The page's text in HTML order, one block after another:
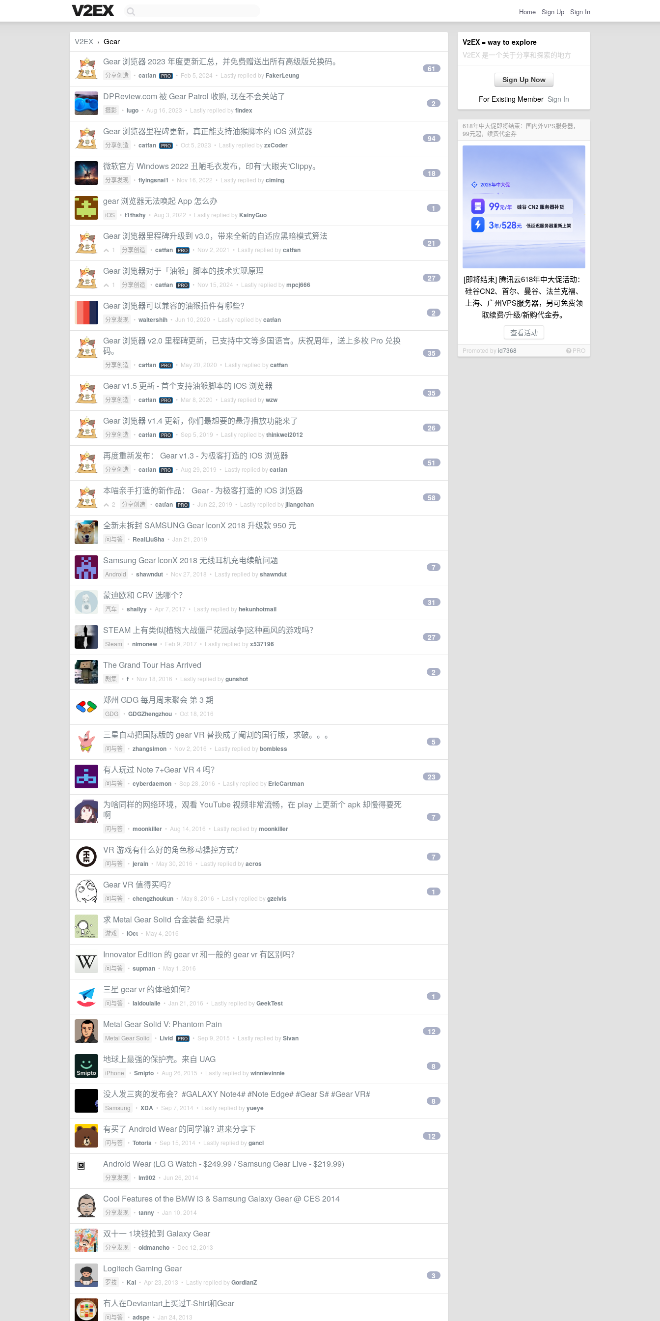
Home Sign Up Sign In
V2EX = way to explore
V2EX 是一个关于分享和探索的地方
Sign Up Now
For Existing Member Sign In
618年中大促即将结束：国内外VPS服务器，
99元起，续费代金券
[即将结束] 腾讯云618年中大促活动：
硅谷CN2、首尔、曼谷、法兰克福、
上海、广州VPS服务器，另可免费领
取续费/升级/新购代金券。
查看活动
Promoted byid7368 PRO
V2EX › Gear
Gear 浏览器 2023 年度更新汇总，并免费赠送出所有高级版兑换码。
分享创造 • catfan PRO • Feb 5, 2024 • Lastly replied by FakerLeung
61
DPReview.com 被 Gear Patrol 收购, 现在不会关站了
摄影 • iugo • Aug 16, 2023 • Lastly replied byfindex
2
Gear 浏览器里程碑更新，真正能支持油猴脚本的 iOS 浏览器
分享创造 • catfan PRO • Oct 5, 2023 • Lastly replied byzxCoder
94
微软官方 Windows 2022 丑陋毛衣发布，印有“大眼夹”Clippy。
分享发现 • flyingsnai1 • Nov 16, 2022 • Lastly replied byciming
18
gear 浏览器无法唤起 App 怎么办
iOS • t1thshy • Aug 3, 2022 • Lastly replied by KainyGuo
1
Gear 浏览器里程碑升级到 v3.0，带来全新的自适应黑暗模式算法
1 分享创造 • catfan PRO • Nov 2, 2021 • Lastly replied bycatfan
21
Gear 浏览器对于「油猴」脚本的技术实现原理
1 分享创造 • catfan PRO • Nov 15, 2024 • Lastly replied bympcj666
27
Gear 浏览器可以兼容的油猴插件有哪些?
分享发现 • waltershih • Jun 10, 2020 • Lastly replied bycatfan
2
Gear 浏览器 v2.0 里程碑更新，已支持中文等多国语言。庆祝周年，送上多枚 Pro 兑换
码。
分享创造 • catfan PRO • May 20, 2020 • Lastly replied bycatfan
35
Gear v1.5 更新 - 首个支持油猴脚本的 iOS 浏览器
分享创造 • catfan PRO • Mar 8, 2020 • Lastly replied bywzw
35
Gear 浏览器 v1.4 更新，你们最想要的悬浮播放功能来了
分享创造 • catfan PRO • Sep 5, 2019 • Lastly replied bythinkwei2012
26
再度重新发布： Gear v1.3 - 为极客打造的 iOS 浏览器
分享创造 • catfan PRO • Aug 29, 2019 • Lastly replied bycatfan
51
本喵亲手打造的新作品： Gear - 为极客打造的 iOS 浏览器
2 分享创造 • catfan PRO • Jun 22, 2019 • Lastly replied by jliangchan
58
全新未拆封 SAMSUNG Gear IconX 2018 升级款 950 元
问与答 • RealLiuSha • Jan 21, 2019
Samsung Gear IconX 2018 无线耳机充电续航问题
Android • shawndut • Nov 27, 2018 • Lastly replied byshawndut
7
蒙迪欧和 CRV 选哪个？
汽车 • shallyy • Apr 7, 2017 • Lastly replied byhekunhotmail
31
STEAM 上有类似[植物大战僵尸花园战争]这种画风的游戏吗？
Steam • nimonew • Feb 9, 2017 • Lastly replied byx537196
27
The Grand Tour Has Arrived
剧集 • f • Nov 18, 2016 • Lastly replied bygunshot
2
郑州 GDG 每月周末聚会 第 3 期
GDG • GDGZhengzhou • Oct 18, 2016
三星自动把国际版的 gear VR 替换成了阉割的国行版，求破。。。
问与答 • zhangsimon • Nov 2, 2016 • Lastly replied bybombless
5
有人玩过 Note 7+Gear VR 4 吗？
问与答 • cyberdaemon • Sep 28, 2016 • Lastly replied by EricCartman
23
为啥同样的网络环境，观看 YouTube 视频非常流畅，在 play 上更新个 apk 却慢得要死
啊
问与答 • moonkiller • Aug 14, 2016 • Lastly replied bymoonkiller
7
VR 游戏有什么好的角色移动操控方式？
问与答 • jerain • May 30, 2016 • Lastly replied byacros
7
Gear VR 值得买吗？
问与答 • chengzhoukun • May 8, 2016 • Lastly replied bygzelvis
1
求 Metal Gear Solid 合金装备 纪录片
游戏 • iOct • May 4, 2016
Innovator Edition 的 gear vr 和一般的 gear vr 有区别吗？
问与答 • supman • May 1, 2016
三星 gear vr 的体验如何？
问与答 • laidoulaile • Jan 21, 2016 • Lastly replied byGeekTest
1
Metal Gear Solid V: Phantom Pain
Metal Gear Solid • Livid PRO • Sep 9, 2015 • Lastly replied bySivan
12
地球上最强的保护壳。来自 UAG
iPhone • Smipto • Aug 26, 2015 • Lastly replied bywinnievinnie
8
没人发三爽的发布会？#GALAXY Note4# #Note Edge# #Gear S# #Gear VR#
Samsung • XDA • Sep 7, 2014 • Lastly replied byyueye
8
有买了 Android Wear 的同学嘛? 进来分享下
问与答 • Totoria • Sep 15, 2014 • Lastly replied bygancl
12
Android Wear (LG G Watch - $249.99 / Samsung Gear Live - $219.99)
分享发现 • lm902 • Jun 26, 2014
Cool Features of the BMW i3 & Samsung Galaxy Gear @ CES 2014
分享发现 • tanny • Jan 10, 2014
双十一 1块钱抢到 Galaxy Gear
分享发现 • oldmancho • Dec 12, 2013
Logitech Gaming Gear
罗技 • Kai • Apr 23, 2013 • Lastly replied byGordianZ
3
有人在Deviantart上买过T-Shirt和Gear
问与答 • adspe • Jan 24, 2013